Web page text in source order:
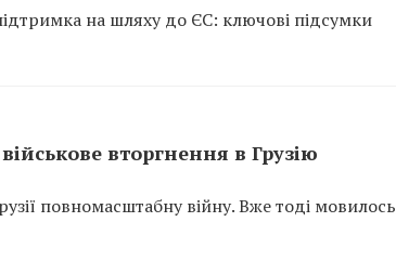
на шляху до ЄС: ключові підсумки
вторгнення в Грузію
повномасштабну війну. Вже тоді мовилось